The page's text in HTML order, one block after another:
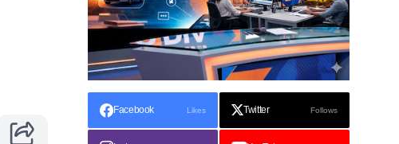
Facebook Likes Twitter Follows